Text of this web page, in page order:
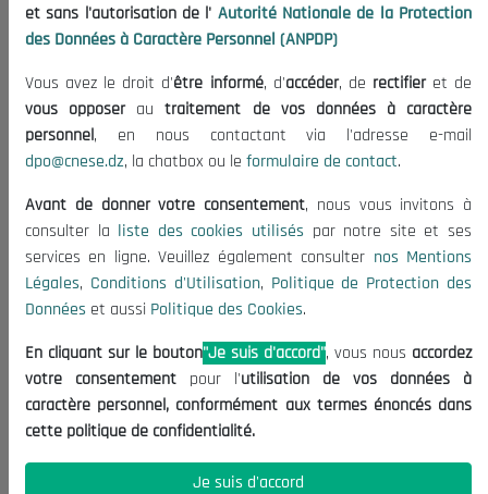
Organisation
Publications
Informations utiles
Appels d'offres et Consultations
Mentions Légales
Conditions d'Utilisation
Politique de Protection des Données
Politique des Cookies
Nous Contacter
(+213) 021 98 01 00|01|02
contact@cnese.dz
Suggestions ou Initiatives ?
Newsletter
dernières nouvelles.
et sans l'autorisation de l' Autorité Nationale de la Protection
des Données à Caractère Personnel (ANPDP)
Vous avez le droit d'être informé, d'accéder, de rectifieret de
vous opposerautraitement de vos données à caractère
personnel, en nous contactant via l'adresse e-mail
dpo@cnese.dz, la chatbox ou le formulaire de contact.
Avant de donner votre consentement, nous vous invitons à
consulter la liste des cookies utilisés par notre site et ses
services en ligne. Veuillez également consulter nos Mentions
Légales, Conditions d'Utilisation, Politique de Protection des
Données et aussi Politique des Cookies.
En cliquant sur le bouton"Je suis d'accord", vous nous accordez
votre consentement pour l'utilisation de vos données à
caractère personnel, conformément aux termes énoncés dans
cette politique de confidentialité.
Je suis d'accord